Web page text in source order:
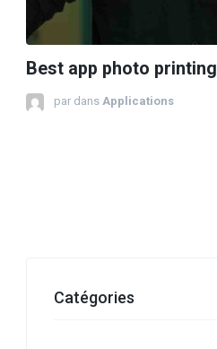
Best app photo printing
par dans Applications
Catégories